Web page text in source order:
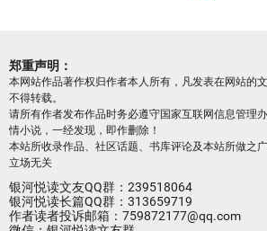
郑重声明：
本网站作品著作权归作者本人所有，凡发表在网站的
不得转载。
请所有作者发布作品时务必遵守国家互联网信息管理
情小说，一经发现，即作删除！
本站所收录作品、社区话题、书库评论及本站所做之
立场无关
银河悦读文友QQ群：239518064
银河悦读长篇QQ群：313659719
作者读者投诉邮箱：759872177@qq.com